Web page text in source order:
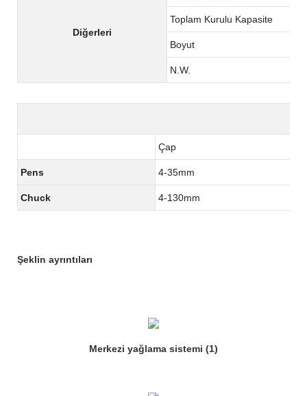
Diğerleri
Toplam Kurulu Kapasite
Boyut
N.W.
Çap
Pens 4-35mm
Chuck 4-130mm
Şeklin ayrıntıları
Merkezi yağlama sistemi (1)